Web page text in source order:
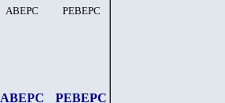
АВЕРС РЕВЕРС
АВЕРС РЕВЕРС